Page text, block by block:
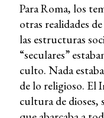
Para Roma, los
otras realidades
las estructuras
“seculares”
culto. Nada
de lo religioso. El
cultura de dioses,